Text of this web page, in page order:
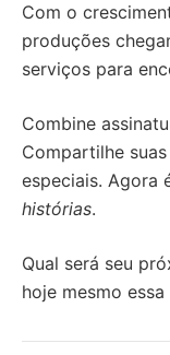
Com o
produções
serviços para
Combine
Compartilhe
especiais. Agora
histórias.
Qual será seu
hoje mesmo